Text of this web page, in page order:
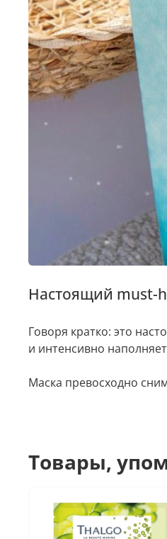
Настоящий must-
Говоря кратко: это
и интенсивно
Маска превосходно
Товары,